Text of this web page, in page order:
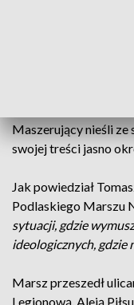
Maszerujący nieśli ze
swojej treści jasno
Jak powiedział
Podlaskiego Marszu
sytuacji, gdzie
ideologicznych, gdzie
Marsz przeszedł
Legionową, Aleją